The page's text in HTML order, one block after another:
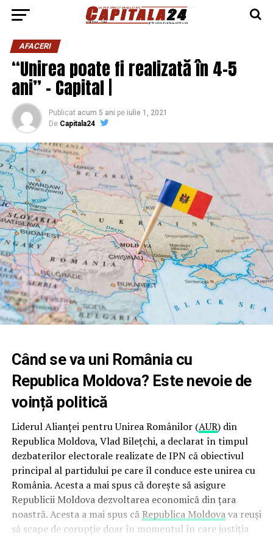
AFACERI
“Unirea poate fi realizată în 4-5
ani” – Capital |
Publicat acum 5 ani pe iulie 1, 2021
De Capitala24
Când se va uni România cu
Republica Moldova? Este nevoie de
voință politică
Liderul Alianței pentru Unirea Românilor (AUR) din
Republica Moldova, Vlad Bilețchi, a declarat în timpul
dezbaterilor electorale realizate de IPN că obiectivul
principal al partidului pe care îl conduce este unirea cu
România. Acesta a mai spus că dorește să asigure
Republicii Moldova dezvoltarea economică din țara
noastră. Acesta a mai spus că Republica Moldovava reuși
să scape de corupție doar în momentul în care justiția